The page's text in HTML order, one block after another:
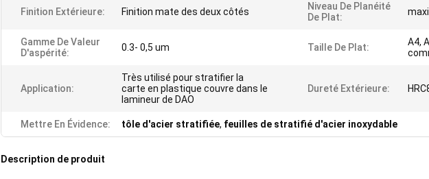
Finition Extérieure: Finition mate des deux côtés
Niveau De Planéité
De Plat:
Gamme De Valeur
D'aspérité:
0.3- 0,5 um Taille De Plat:
A4,
Application:
Très utilisé pour stratifier la
carte en plastique couvre dans le
lamineur de DAO
Dureté Extérieure:
Mettre En Évidence: tôle d'acier stratifiée, feuilles de stratifié d'acier inoxydable
Description de produit